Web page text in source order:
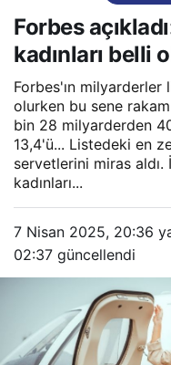
Forbes
kadınları belli
Forbes'ın milyarderler
olurken bu sene
bin 28 milyarderden
13,4'ü... Listedeki en
servetlerini miras aldı.
kadınları...
7 Nisan 2025, 20:36
02:37 güncellendi